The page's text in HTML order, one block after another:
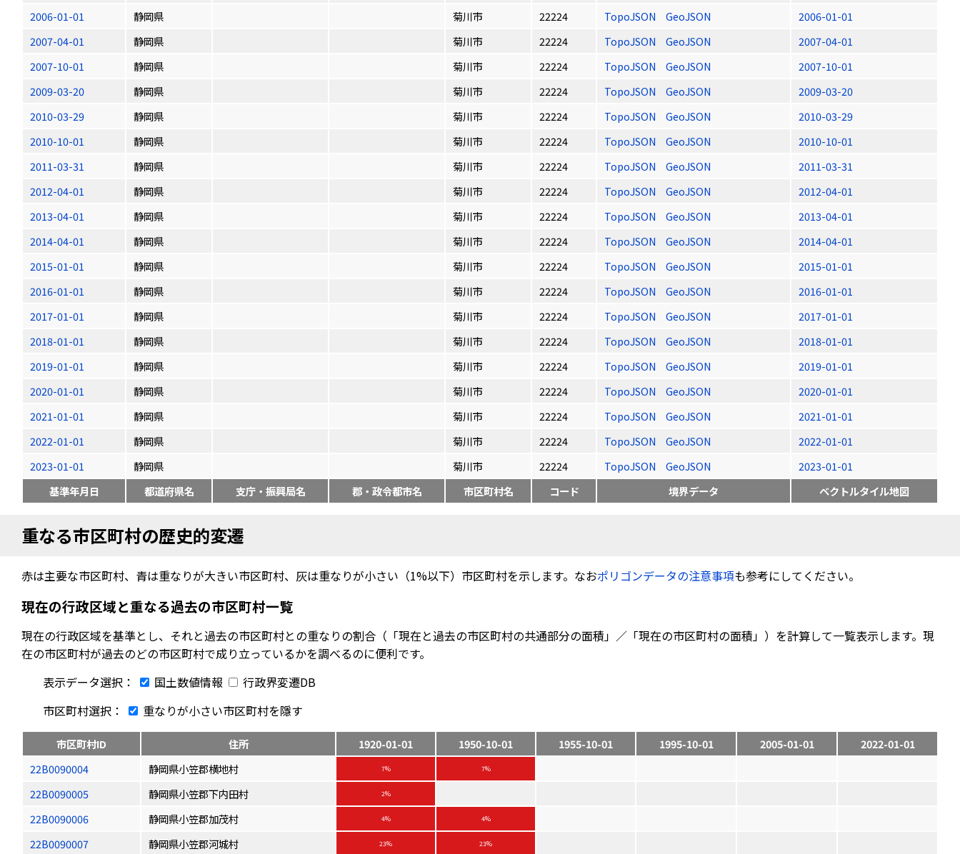
2006-01-01
静岡県 菊川市 22224 TopoJSON GeoJSON
2006-01-01
2007-04-01
静岡県 菊川市 22224 TopoJSON GeoJSON
2007-04-01
2007-10-01
静岡県 菊川市 22224 TopoJSON GeoJSON
2007-10-01
2009-03-20
静岡県 菊川市 22224 TopoJSON GeoJSON
2009-03-20
2010-03-29
静岡県 菊川市 22224 TopoJSON GeoJSON
2010-03-29
2010-10-01
静岡県 菊川市 22224 TopoJSON GeoJSON
2010-10-01
2011-03-31
静岡県 菊川市 22224 TopoJSON GeoJSON
2011-03-31
2012-04-01
静岡県 菊川市 22224 TopoJSON GeoJSON
2012-04-01
2013-04-01
静岡県 菊川市 22224 TopoJSON GeoJSON
2013-04-01
2014-04-01
静岡県 菊川市 22224 TopoJSON GeoJSON
2014-04-01
2015-01-01
静岡県 菊川市 22224 TopoJSON GeoJSON
2015-01-01
2016-01-01
静岡県 菊川市 22224 TopoJSON GeoJSON
2016-01-01
2017-01-01
静岡県 菊川市 22224 TopoJSON GeoJSON
2017-01-01
2018-01-01
静岡県 菊川市 22224 TopoJSON GeoJSON
2018-01-01
2019-01-01
静岡県 菊川市 22224 TopoJSON GeoJSON
2019-01-01
2020-01-01
静岡県 菊川市 22224 TopoJSON GeoJSON
2020-01-01
2021-01-01
静岡県 菊川市 22224 TopoJSON GeoJSON
2021-01-01
2022-01-01
静岡県 菊川市 22224 TopoJSON GeoJSON
2022-01-01
2023-01-01
静岡県 菊川市 22224 TopoJSON GeoJSON
2023-01-01
基準年月日
都道府県名 支庁・振興局名 郡・政令都市名 市区町村名 コード 境界データ ベクトルタイル地図
重なる市区町村の歴史的変遷
赤は主要な市区町村、青は重なりが大きい市区町村、灰は重なりが小さい（1%以下）市区町村を示します。なおポリゴンデータの注意事項も参考にしてください。
現在の行政区域と重なる過去の市区町村一覧
現在の行政区域を基準とし、それと過去の市区町村との重なりの割合（「現在と過去の市区町村の共通部分の面積」／「現在の市区町村の面積」）を計算して一覧表示します。現
在の市区町村が過去のどの市区町村で成り立っているかを調べるのに便利です。
表示データ選択：
国土数値情報
行政界変遷DB
市区町村選択：
重なりが小さい市区町村を隱す
市区町村ID 住所 1920-01-01 1950-10-01 1955-10-01 1995-10-01 2005-01-01
2022-01-01
22B0090004
静岡県小笠郡横地村 7% 7%
22B0090005 静岡県小笠郡下内田村 2%
22B0090006 静岡県小笠郡加茂村 4% 4%
22B0090007 静岡県小笠郡河城村 23% 23%